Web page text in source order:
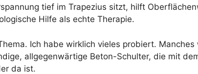
tief im Trapezius sitzt, hilft
Hilfe als echte Therapie.
Ich habe wirklich vieles probiert.
allgegenwärtige Beton-Schulter, die mit
da ist.